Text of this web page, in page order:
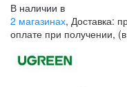
В наличии в
2 магазинах, Доставка:
оплате при получении,